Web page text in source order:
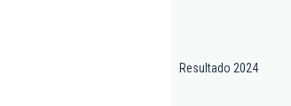
Resultado 2024